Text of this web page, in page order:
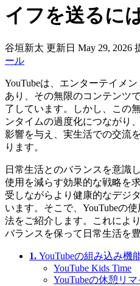
イフを送るに
谷垣新太 更新日 May 29, 2026
ール
YouTubeは、エンターテイメ
あり、その無限のコンテンツ
了しています。しかし、この
ンタイムの過度化につながり
影響を与え、実生活での交流
ります。
日常生活とのバランスを意識
使用を減らす効果的な戦略を
受しながらより健康的なデジ
います。そこで、YouTubeの
法をご紹介します。これによ
バランスを保って日常生活を
1. YouTubeの組み込み機
YouTube Kids Time
YouTubeの休憩リ